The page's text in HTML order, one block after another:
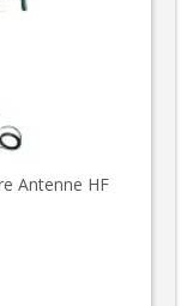
Antenne HF